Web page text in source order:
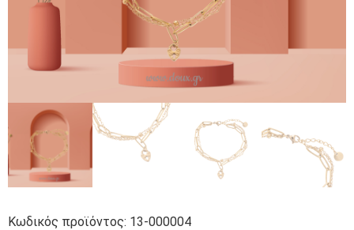
Κωδικός προϊόντος: 13-000004